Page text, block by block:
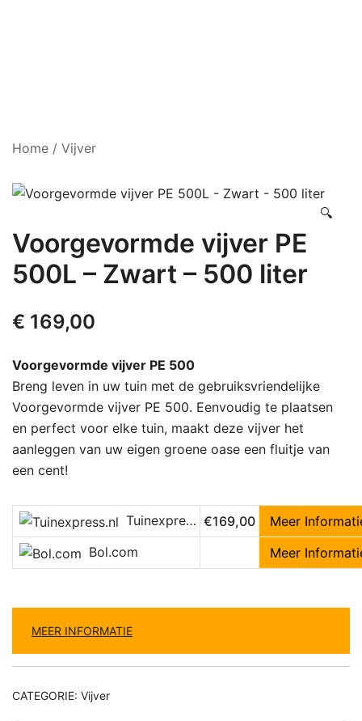
Home / Vijver
🔍
Voorgevormde vijver PE
500L – Zwart – 500 liter
€ 169,00
Voorgevormde vijver PE 500
Breng leven in uw tuin met de gebruiksvriendelijke
Voorgevormde vijver PE 500. Eenvoudig te plaatsen
en perfect voor elke tuin, maakt deze vijver het
aanleggen van uw eigen groene oase een fluitje van
een cent!
Tuinexpress.nl €169,00
Meer
Bol.com
Meer
MEER INFORMATIE
CATEGORIE: Vijver